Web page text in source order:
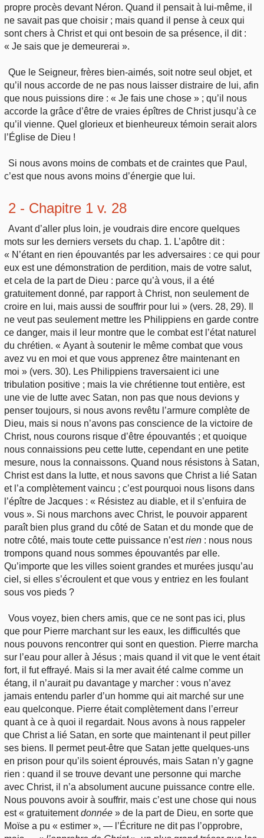
propre procès devant Néron. Quand il pensait à lui-même, il
ne savait pas que choisir ; mais quand il pense à ceux qui
sont chers à Christ et qui ont besoin de sa présence, il dit :
« Je sais que je demeurerai ».
Que le Seigneur, frères bien-aimés, soit notre seul objet, et
qu’il nous accorde de ne pas nous laisser distraire de lui, afin
que nous puissions dire : « Je fais une chose » ; qu’il nous
accorde la grâce d’être de vraies épîtres de Christ jusqu’à ce
qu’il vienne. Quel glorieux et bienheureux témoin serait alors
l’Église de Dieu !
Si nous avons moins de combats et de craintes que Paul,
c’est que nous avons moins d’énergie que lui.
2 - Chapitre 1 v. 28
Avant d’aller plus loin, je voudrais dire encore quelques
mots sur les derniers versets du chap. 1. L’apôtre dit :
« N’étant en rien épouvantés par les adversaires : ce qui pour
eux est une démonstration de perdition, mais de votre salut,
et cela de la part de Dieu : parce qu’à vous, il a été
gratuitement donné, par rapport à Christ, non seulement de
croire en lui, mais aussi de souffrir pour lui » (vers. 28, 29). Il
ne veut pas seulement mettre les Philippiens en garde contre
ce danger, mais il leur montre que le combat est l’état naturel
du chrétien. « Ayant à soutenir le même combat que vous
avez vu en moi et que vous apprenez être maintenant en
moi » (vers. 30). Les Philippiens traversaient ici une
tribulation positive ; mais la vie chrétienne tout entière, est
une vie de lutte avec Satan, non pas que nous devions y
penser toujours, si nous avons revêtu l’armure complète de
Dieu, mais si nous n’avons pas conscience de la victoire de
Christ, nous courons risque d’être épouvantés ; et quoique
nous connaissions peu cette lutte, cependant en une petite
mesure, nous la connaissons. Quand nous résistons à Satan,
Christ est dans la lutte, et nous savons que Christ a lié Satan
et l’a complètement vaincu ; c’est pourquoi nous lisons dans
l’épître de Jacques : « Résistez au diable, et il s’enfuira de
vous ». Si nous marchons avec Christ, le pouvoir apparent
paraît bien plus grand du côté de Satan et du monde que de
notre côté, mais toute cette puissance n’estrien : nous nous
trompons quand nous sommes épouvantés par elle.
Qu’importe que les villes soient grandes et murées jusqu’au
ciel, si elles s’écroulent et que vous y entriez en les foulant
sous vos pieds ?
Vous voyez, bien chers amis, que ce ne sont pas ici, plus
que pour Pierre marchant sur les eaux, les difficultés que
nous pouvons rencontrer qui sont en question. Pierre marcha
sur l’eau pour aller à Jésus ; mais quand il vit que le vent était
fort, il fut effrayé. Mais si la mer avait été calme comme un
étang, il n’aurait pu davantage y marcher : vous n’avez
jamais entendu parler d’un homme qui ait marché sur une
eau quelconque. Pierre était complètement dans l’erreur
quant à ce à quoi il regardait. Nous avons à nous rappeler
que Christ a lié Satan, en sorte que maintenant il peut piller
ses biens. Il permet peut-être que Satan jette quelques-uns
en prison pour qu’ils soient éprouvés, mais Satan n’y gagne
rien : quand il se trouve devant une personne qui marche
avec Christ, il n’a absolument aucune puissance contre elle.
Nous pouvons avoir à souffrir, mais c’est une chose qui nous
est « gratuitementdonnée » de la part de Dieu, en sorte que
Moïse a pu « estimer », — l’Écriture ne dit pas l’opprobre,